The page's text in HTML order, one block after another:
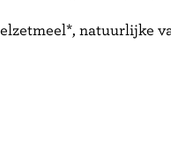
natuurlijke